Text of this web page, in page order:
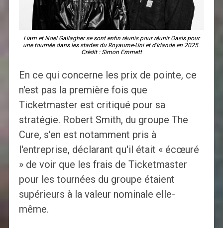
Liam et Noel Gallagher se sont enfin réunis pour réunir Oasis pour
une tournée dans les stades du Royaume-Uni et d'Irlande en 2025.
Crédit : Simon Emmett
En ce qui concerne les prix de pointe, ce
n'est pas la première fois que
Ticketmaster est critiqué pour sa
stratégie. Robert Smith, du groupe The
Cure, s'en est notamment pris à
l'entreprise, déclarant qu'il était « écœuré
» de voir que les frais de Ticketmaster
pour les tournées du groupe étaient
supérieurs à la valeur nominale elle-
même.